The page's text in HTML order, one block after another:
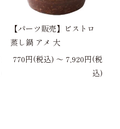
【パーツ販売】ビストロ
蒸し鍋 アメ 大
770円(税込) 〜 7,920円(税
込)